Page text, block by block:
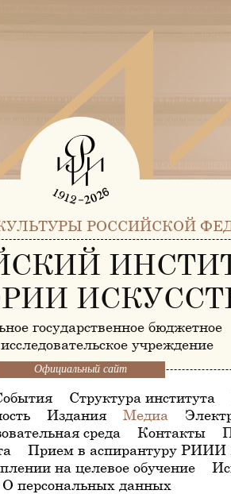
РОССИЙСКОЙ
государственное бюджетное
учреждение
Официальный сайт
Структура института
Издания Медиа
среда
Контакты
Прием в аспирантуру РИИИ
на целевое обучение
О персональных данных